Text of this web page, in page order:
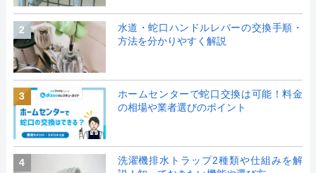
2
水道・蛇口ハンドルレバーの交換手順・
方法を分かりやすく解説
3
ホームセンターで蛇口交換は可能！料金
の相場や業者選びのポイント
4
洗濯機排水トラップ2種類や仕組みを解